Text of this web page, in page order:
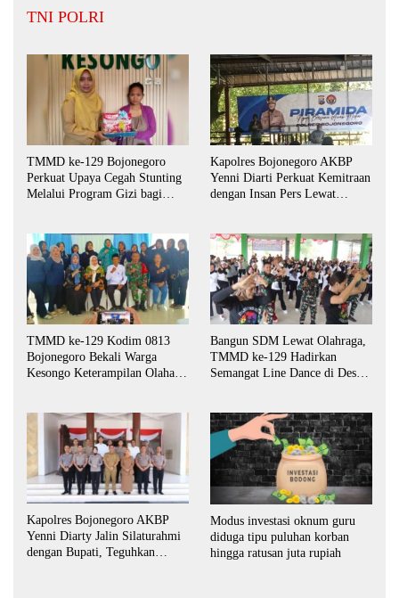
TNI POLRI
TMMD ke-129 Bojonegoro
Perkuat Upaya Cegah Stunting
Melalui Program Gizi bagi
Kapolres Bojonegoro AKBP
Yenni Diarti Perkuat Kemitraan
dengan Insan Pers Lewat
TMMD ke-129 Kodim 0813
Bojonegoro Bekali Warga
Kesongo Keterampilan Olahan
Bangun SDM Lewat Olahraga,
TMMD ke-129 Hadirkan
Semangat Line Dance di Desa
Kapolres Bojonegoro AKBP
Yenni Diarty Jalin Silaturahmi
dengan Bupati, Teguhkan
Modus investasi oknum guru
diduga tipu puluhan korban
hingga ratusan juta rupiah